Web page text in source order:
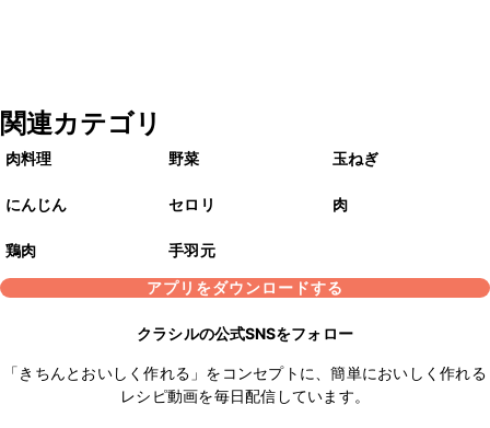
関連カテゴリ
肉料理 野菜 玉ねぎ
にんじん セロリ 肉
鶏肉
手羽元
アプリをダウンロードする
クラシルの公式SNSをフォロー
「きちんとおいしく作れる」をコンセプトに、簡単においしく作れる
レシピ動画を毎日配信しています。